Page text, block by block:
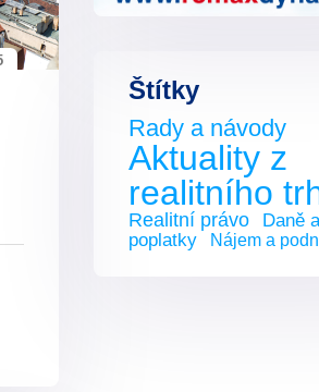
Štítky
Rady a návody
Aktuality z
realitního
Realitní právo
Daně a
poplatky
Nájem a